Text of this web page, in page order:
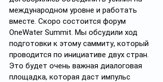
международном уровне и работать
вместе. Скоро состоится форум
OneWater Summit. Мы обсудили ход
подготовки к этому саммиту, который
проводится по инициативе двух стран.
Это будет очень важная диалоговая
площадка, которая даст импульс